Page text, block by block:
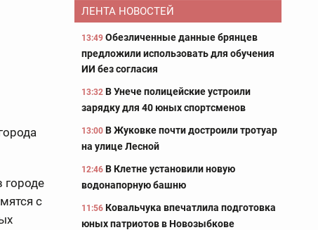
городе
с
ЛЕНТА НОВОСТЕЙ
13:49 Обезличенные данные брянцев
предложили использовать для обучения
ИИ без согласия
13:32 В Унече полицейские устроили
зарядку для 40 юных спортсменов
13:00 В Жуковке почти достроили тротуар
на улице Лесной
12:46 В Клетне установили новую
водонапорную башню
11:56 Ковальчука впечатлила подготовка
юных патриотов в Новозыбкове